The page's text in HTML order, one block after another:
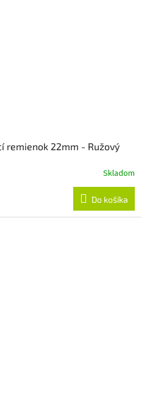
remienok 22mm - Ružový
Skladom
Do košíka